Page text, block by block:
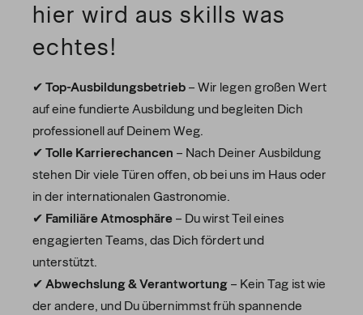
hier wird aus skills was
echtes!
✔ Top-Ausbildungsbetrieb – Wir legen großen Wert
auf eine fundierte Ausbildung und begleiten Dich
professionell auf Deinem Weg.
✔ Tolle Karrierechancen – Nach Deiner Ausbildung
stehen Dir viele Türen offen, ob bei uns im Haus oder
in der internationalen Gastronomie.
✔ Familiäre Atmosphäre – Du wirst Teil eines
engagierten Teams, das Dich fördert und
unterstützt.
✔ Abwechslung & Verantwortung – Kein Tag ist wie
der andere, und Du übernimmst früh spannende